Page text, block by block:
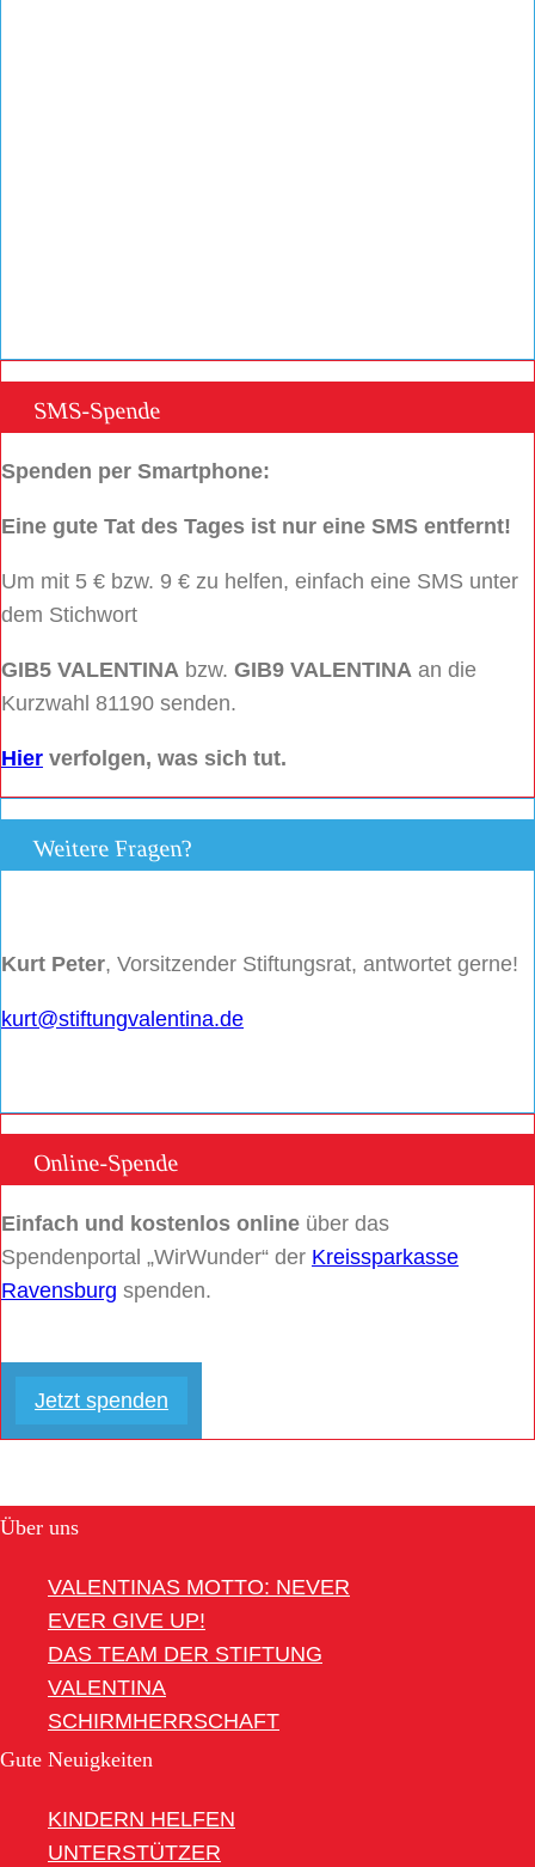
SMS-Spende
Spenden per Smartphone:
Eine gute Tat des Tages ist nur eine SMS entfernt!
Um mit 5 € bzw. 9 € zu helfen, einfach eine SMS unter
dem Stichwort
GIB5 VALENTINA bzw. GIB9 VALENTINA an die
Kurzwahl 81190 senden.
Hier verfolgen, was sich tut.
Weitere Fragen?
Kurt Peter, Vorsitzender Stiftungsrat, antwortet gerne!
kurt@stiftungvalentina.de
Online-Spende
Einfach und kostenlos online über das
Spendenportal „WirWunder“ der Kreissparkasse
Ravensburg spenden.
Jetzt spenden
Über uns
VALENTINAS MOTTO: NEVER
EVER GIVE UP!
DAS TEAM DER STIFTUNG
VALENTINA
SCHIRMHERRSCHAFT
Gute Neuigkeiten
KINDERN HELFEN
UNTERSTÜTZER